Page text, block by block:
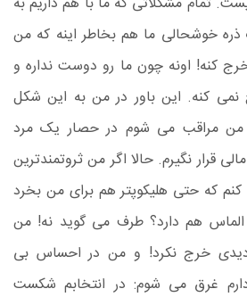
خوشحالی ما هم بخاطر اینه که من
کنه! اونه چون ما رو دوست نداره و
کنه. این باور در من به این شکل
من مراقب می شوم در حصار یک مرد
قرار نگیرم. حالا اگر من ثروتمندترین
که حتی هلیکوپتر هم برای من بخرد
هم دارد؟ طرف می گوید نه! من
خرج نکرد! و من در احساس بی
دارم غرق می شوم: در انتخابم شکست